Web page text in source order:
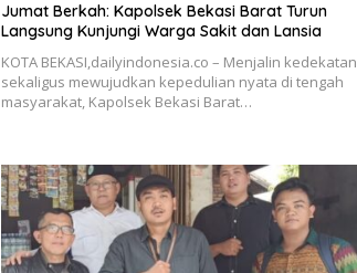
Jumat Berkah: Kapolsek Bekasi Barat Turun
Langsung Kunjungi Warga Sakit dan Lansia
KOTA BEKASI,dailyindonesia.co – Menjalin kedekatan
sekaligus mewujudkan kepedulian nyata di tengah
masyarakat, Kapolsek Bekasi Barat…